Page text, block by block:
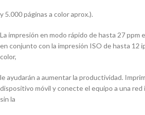
y 5.000 páginas a color aprox.).
La impresión en modo rápido de hasta 27 ppm
en conjunto con la impresión ISO de hasta 12
color,
le ayudarán a aumentar la productividad.
dispositivo móvil y conecte el equipo a una red
sin la